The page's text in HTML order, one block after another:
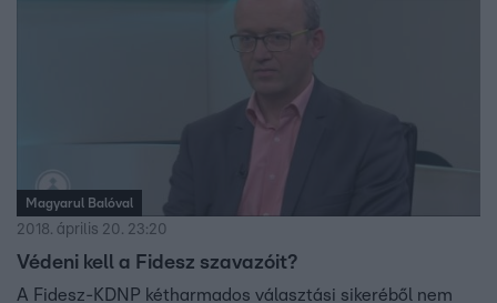
Magyarul Balóval
2018. április 20. 23:20
Védeni kell a Fidesz szavazóit?
A Fidesz-KDNP kétharmados választási sikeréből nem